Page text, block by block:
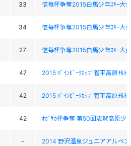
33 信毎杯争奪2015白馬少年ｽｷｰ大
34 信毎杯争奪2015白馬少年ｽｷｰ大
27 信毎杯争奪2015白馬少年ｽｷｰ大
47 2015 ﾊﾟｲﾝﾋﾞｰｸｶｯﾌﾟ菅平高原ﾁﾙﾄ
42 2015 ﾊﾟｲﾝﾋﾞｰｸｶｯﾌﾟ菅平高原ﾁﾙﾄ
42 ｵｶﾞｻｶ杯争奪 第50回志賀高原少
- 2014 野沢温泉ジュニアアルペ